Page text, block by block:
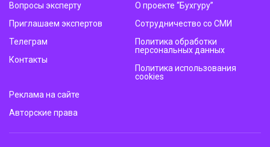
Вопросы эксперту
Приглашаем экспертов
Телеграм
Контакты
О проекте “Бухгуру”
Сотрудничество со СМИ
Политика обработки
персональных данных
Политика использования
cookies
Реклама на сайте
Авторские права